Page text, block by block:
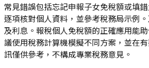
常見錯誤包括忘記申報子女免稅額或填
逐項核對個人資料，並參考稅務局示例
及利息。報稅個人免稅額的正確應用能
議使用稅務計算機模擬不同方案，並在
訊僅供參考，不構成專業稅務意見。